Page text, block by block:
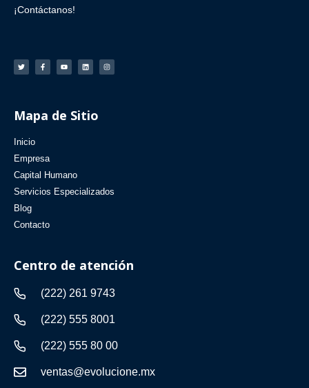
¡Contáctanos!
Mapa de Sitio
Inicio
Empresa
Capital Humano
Servicios Especializados
Blog
Contacto
Centro de atención
(222) 261 9743
(222) 555 8001
(222) 555 80 00
ventas@evolucione.mx